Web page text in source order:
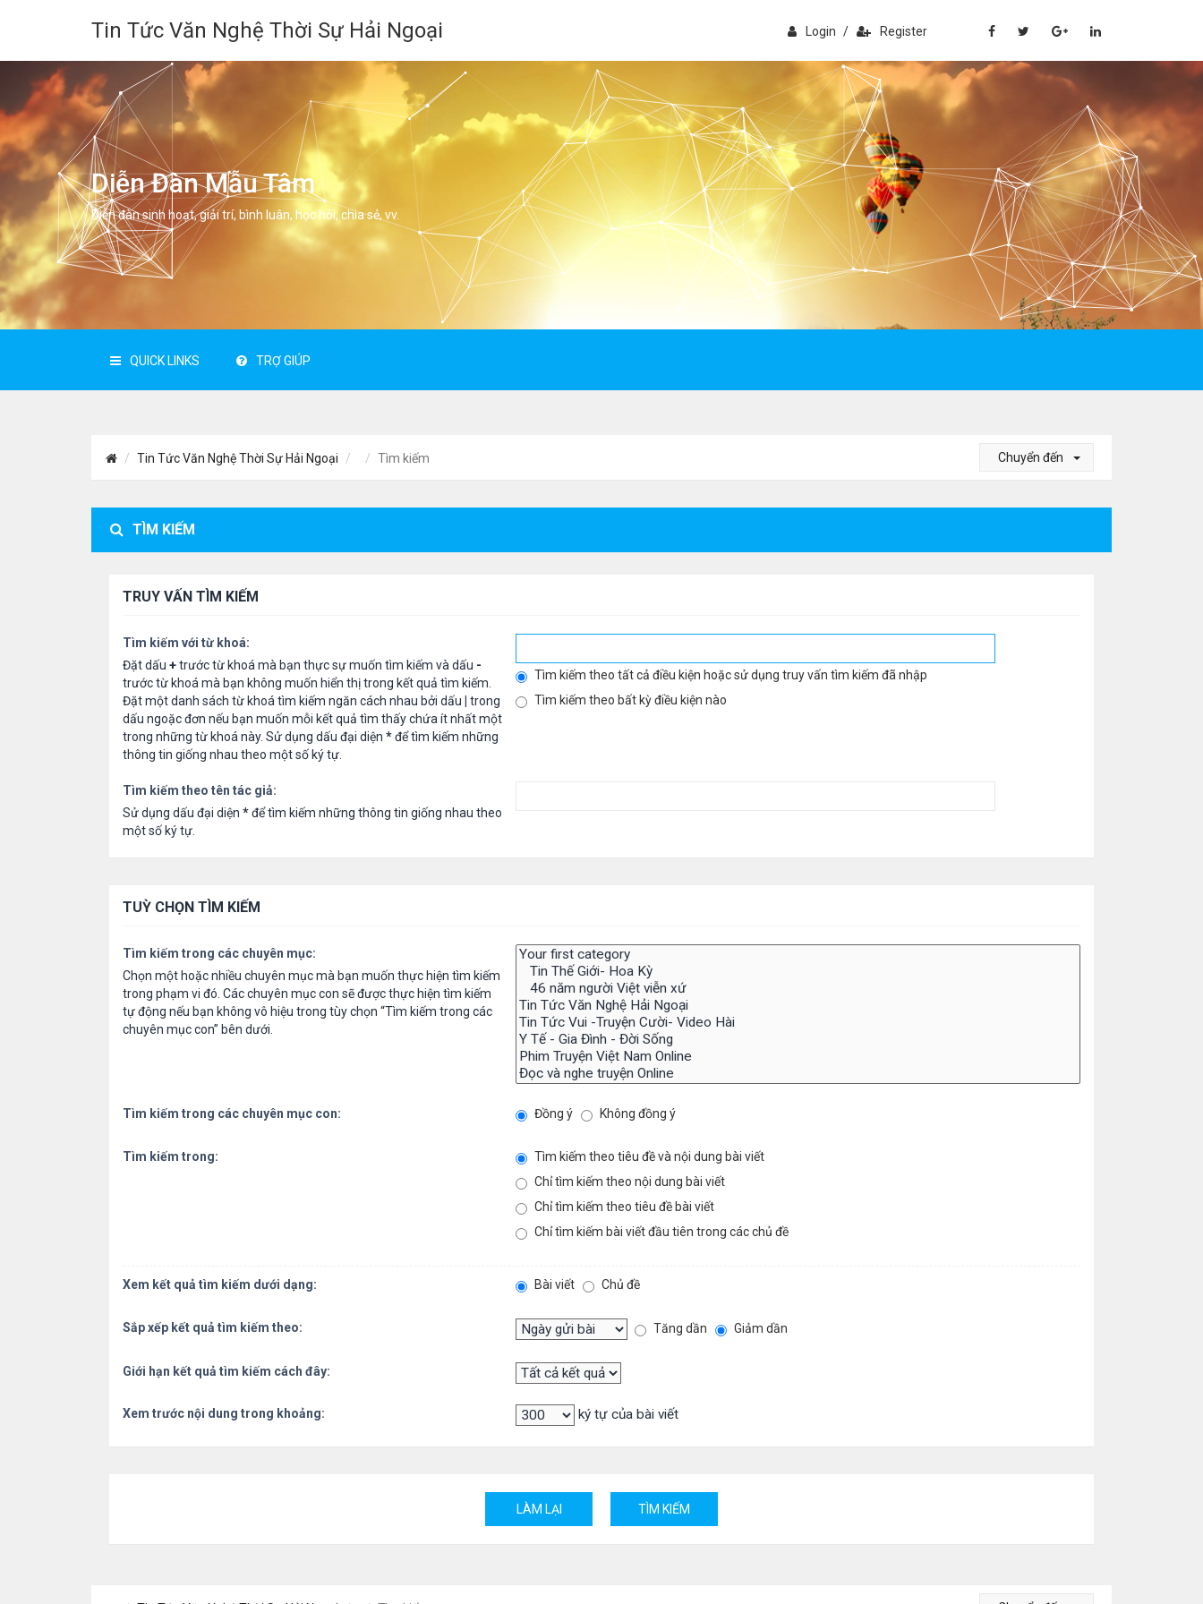
Tin Tức Văn Nghệ Thời Sự Hải Ngoại Login / Register
Diễn Đàn Mẫu Tâm
Diễn đàn sinh hoạt, giải trí, bình luân, học hỏi, chia sẻ, vv.
QUICK LINKS TRỢ GIÚP
Tin Tức Văn Nghệ Thời Sự Hải Ngoại Tìm kiếm Chuyển đến
TÌM KIẾM
TRUY VẤN TÌM KIẾM
Tìm kiếm với từ khoá:
Đặt dấu +trước từ khoá mà bạn thực sự muốn tìm kiếm và dấu -
trước từ khoá mà bạn không muốn hiển thị trong kết quả tìm kiếm.
Đặt một danh sách từ khoá tìm kiếm ngăn cách nhau bởi dấu
trong
dấu ngoặc đơn nếu bạn muốn mỗi kết quả tìm thấy chứa ít nhất một
trong những từ khoá này. Sử dụng dấu đại diện *để tìm kiếm những
thông tin giống nhau theo một số ký tự.
Tìm kiếm theo tất cả điều kiện hoặc sử dụng truy vấn tìm kiếm đã nhập
Tìm kiếm theo bất kỳ điều kiện nào
Tìm kiếm theo tên tác giả:
Sử dụng dấu đại diện *để tìm kiếm những thông tin giống nhau theo
một số ký tự.
TUỲ CHỌN TÌM KIẾM
Tìm kiếm trong các chuyên mục:
Chọn một hoặc nhiều chuyên mục mà bạn muốn thực hiện tìm kiếm
trong phạm vi đó. Các chuyên mục con sẽ được thực hiện tìm kiếm
tự động nếu bạn không vô hiệu trong tùy chọn “Tìm kiếm trong các
chuyên mục con” bên dưới.
Tìm kiếm trong các chuyên mục con: Đồng ý Không đồng ý
Tìm kiếm trong:
Tìm kiếm theo tiêu đề và nội dung bài viết
Chỉ tìm kiếm theo nội dung bài viết
Chỉ tìm kiếm theo tiêu đề bài viết
Chỉ tìm kiếm bài viết đầu tiên trong các chủ đề
Xem kết quả tìm kiếm dưới dạng: Bài viết Chủ đề
Sắp xếp kết quả tìm kiếm theo: Tăng dần Giảm dần
Giới hạn kết quả tìm kiếm cách đây:
Xem trước nội dung trong khoảng: ký tự của bài viết